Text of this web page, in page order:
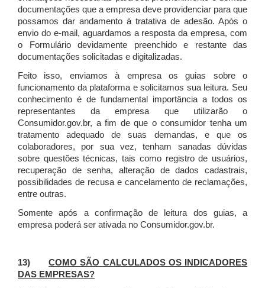
documentações que a empresa deve providenciar para que
possamos dar andamento à tratativa de adesão. Após o
envio do e-mail, aguardamos a resposta da empresa, com
o Formulário devidamente preenchido e restante das
documentações solicitadas e digitalizadas.
Feito isso, enviamos à empresa os guias sobre o
funcionamento da plataforma e solicitamos sua leitura. Seu
conhecimento é de fundamental importância a todos os
representantes da empresa que utilizarão o
Consumidor.gov.br, a fim de que o consumidor tenha um
tratamento adequado de suas demandas, e que os
colaboradores, por sua vez, tenham sanadas dúvidas
sobre questões técnicas, tais como registro de usuários,
recuperação de senha, alteração de dados cadastrais,
possibilidades de recusa e cancelamento de reclamações,
entre outras.
Somente após a confirmação de leitura dos guias, a
empresa poderá ser ativada no Consumidor.gov.br.
13)COMO SÃO CALCULADOS OS INDICADORES
DAS EMPRESAS?